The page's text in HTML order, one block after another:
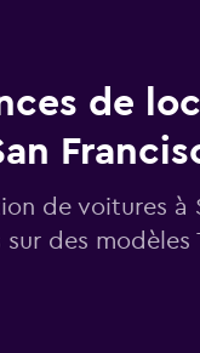
de
de voitures à
des modèles